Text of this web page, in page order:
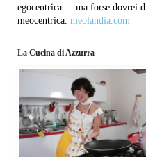
egocentrica.... ma forse dovrei
meocentrica. meolandia.com
La Cucina di Azzurra